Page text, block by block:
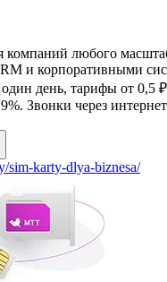
компаний любого
и корпоративными
день, тарифы от 0,5
Звонки через
sim-karty-dlya-biznesa/